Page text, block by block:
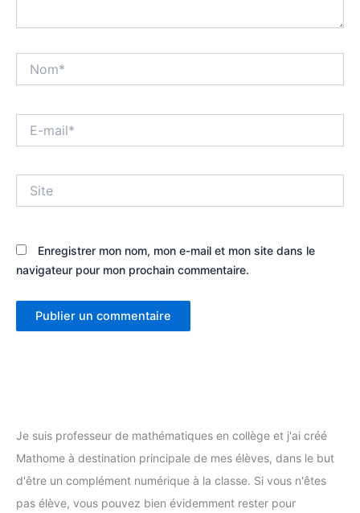
mail*
Enregistrer mon nom, mon e-mail et mon site dans le
navigateur pour mon prochain commentaire.
Je suis professeur de mathématiques en collège et j'ai créé
Mathome à destination principale de mes élèves, dans le but
d'être un complément numérique à la classe. Si vous n'êtes
pas élève, vous pouvez bien évidemment rester pour